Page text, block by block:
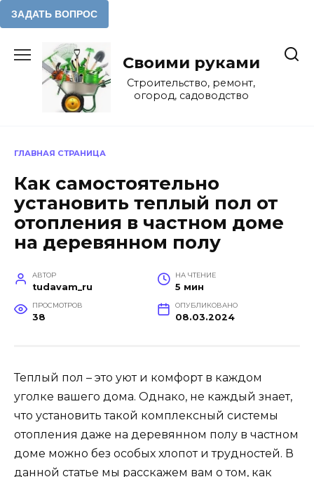
содержанию
Своими руками
Строительство, ремонт,
огород, садоводство
ГЛАВНАЯ СТРАНИЦА
Как самостоятельно
установить теплый пол от
отопления в частном доме
на деревянном полу
АВТОР
tudavam_ru
НА ЧТЕНИЕ
5 мин
ПРОСМОТРОВ
38
ОПУБЛИКОВАНО
08.03.2024
Теплый пол – это уют и комфорт в каждом
уголке вашего дома. Однако, не каждый знает,
что установить такой комплексный системы
отопления даже на деревянном полу в частном
доме можно без особых хлопот и трудностей. В
данной статье мы расскажем вам о том, как